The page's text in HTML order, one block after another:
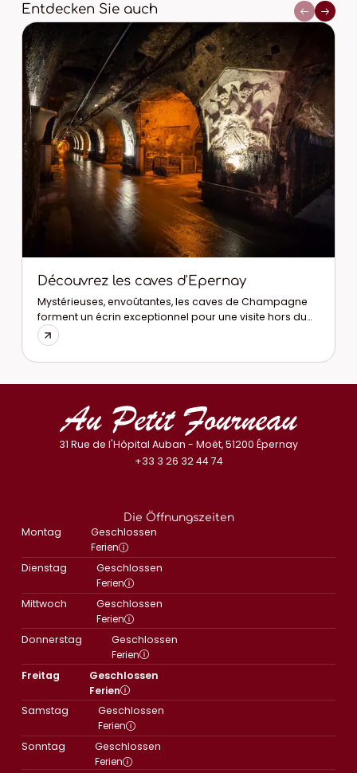
Entdecken Sie auch
Découvrez les caves d'Epernay
Mystérieuses, envoûtantes, les caves de Champagne
forment un écrin exceptionnel pour une visite hors du
temps.
31 Rue de l'Hôpital Auban - Moët, 51200 Épernay
+33 3 26 32 44 74
Die Öffnungszeiten
Montag
Geschlossen
Ferien
Dienstag
Geschlossen
Ferien
Mittwoch
Geschlossen
Ferien
Donnerstag
Geschlossen
Ferien
Freitag
Geschlossen
Ferien
Samstag
Geschlossen
Ferien
Sonntag
Geschlossen
Ferien